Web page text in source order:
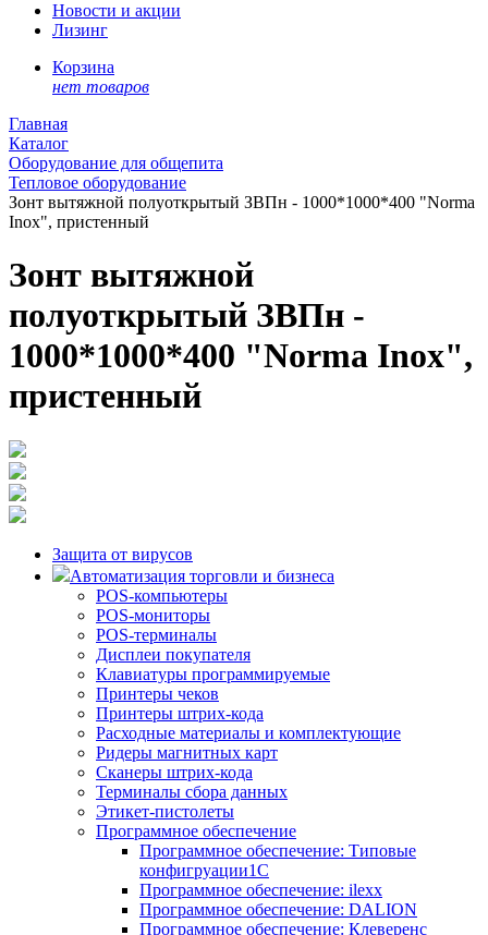
Новости и акции
Лизинг
Корзина
нет товаров
Главная
Каталог
Оборудование для общепита
Тепловое оборудование
Зонт вытяжной полуоткрытый ЗВПн - 1000*1000*400 "Norma
Inox", пристенный
Зонт вытяжной
полуоткрытый ЗВПн -
1000*1000*400 "Norma Inox",
пристенный
Защита от вирусов
Автоматизация торговли и бизнеса
POS-компьютеры
POS-мониторы
POS-терминалы
Дисплеи покупателя
Клавиатуры программируемые
Принтеры чеков
Принтеры штрих-кода
Расходные материалы и комплектующие
Ридеры магнитных карт
Сканеры штрих-кода
Терминалы сбора данных
Этикет-пистолеты
Программное обеспечение
Программное обеспечение: Типовые
конфигруации1С
Программное обеспечение: ilexx
Программное обеспечение: DALION
Программное обеспечение: Клеверенс